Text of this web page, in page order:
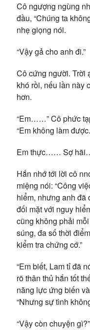
Cô ngượng ngùng
đầu, “Chúng ta
nhẹ giọng nói.
“Vậy gả cho anh đi.”
Cô cứng người. Trời
khó rồi, nếu lần này
hơn.
“Em……” Cô phức
“Em không làm
Em thực…… Sợ
Hắn nhớ tới lời cô
miệng nói: “Công
hiểm, nhưng anh đã
đối mặt với nguy
cũng không phải
súng, đa số thời
kiểm tra chứng cớ.”
“Em biết, Lam tỉ đã
rõ thân thủ hắn tốt
năng lực ứng biến
“Nhưng sự tình
“Vậy còn chuyện